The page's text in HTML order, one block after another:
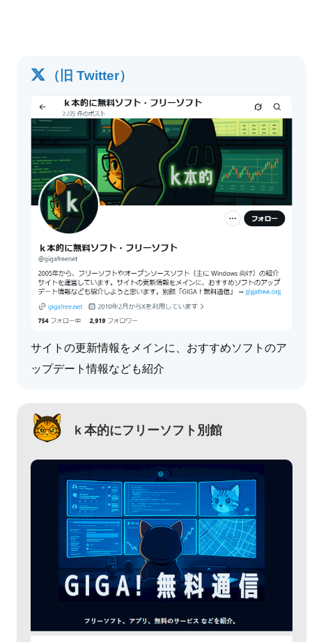
（旧 Twitter）
サイトの更新情報をメインに、おすすめソフトのア
ップデート情報なども紹介
ｋ本的にフリーソフト別館